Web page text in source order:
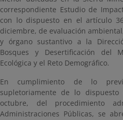
correspondiente Estudio de
con lo dispuesto en el artículo
diciembre, de evaluación
y órgano sustantivo a la
Bosques y Desertificación del
Ecológica y el Reto Demográfico.
En cumplimiento de lo
supletoriamente de lo
octubre, del procedimiento
Administraciones Públicas, se